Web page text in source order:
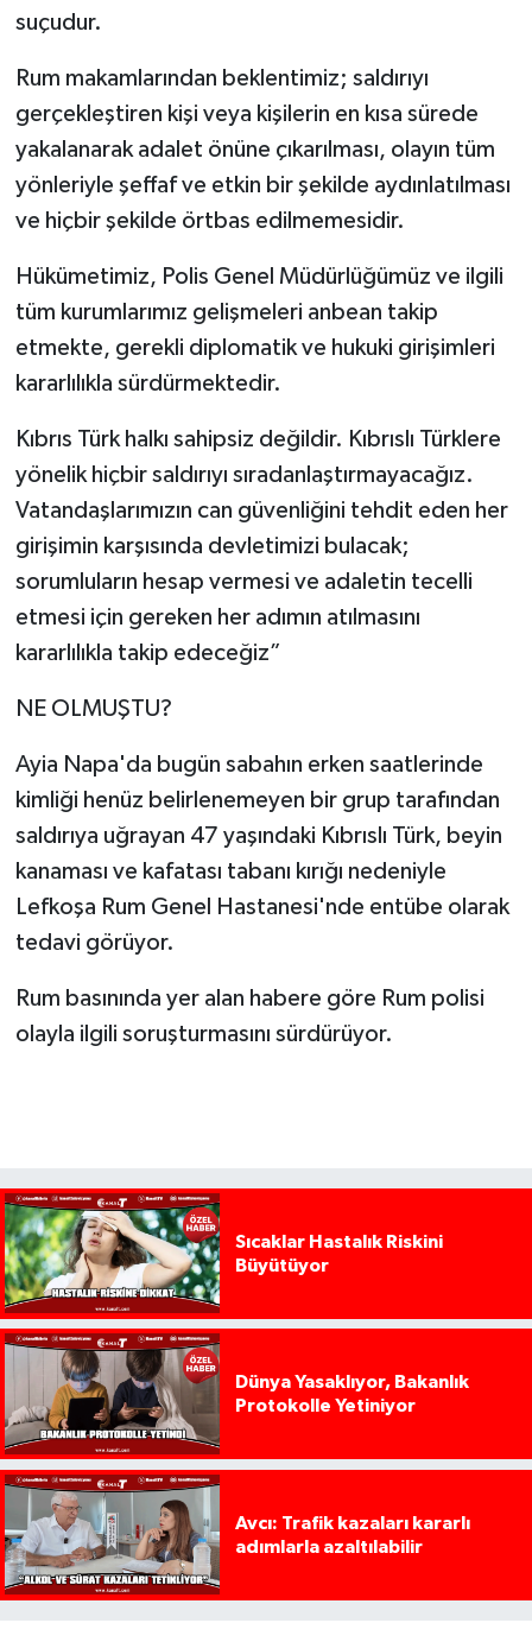
suçudur.
Rum makamlarından beklentimiz; saldırıyı
gerçekleştiren kişi veya kişilerin en kısa sürede
yakalanarak adalet önüne çıkarılması, olayın tüm
yönleriyle şeffaf ve etkin bir şekilde aydınlatılması
ve hiçbir şekilde örtbas edilmemesidir.
Hükümetimiz, Polis Genel Müdürlüğümüz ve ilgili
tüm kurumlarımız gelişmeleri anbean takip
etmekte, gerekli diplomatik ve hukuki girişimleri
kararlılıkla sürdürmektedir.
Kıbrıs Türk halkı sahipsiz değildir. Kıbrıslı Türklere
yönelik hiçbir saldırıyı sıradanlaştırmayacağız.
Vatandaşlarımızın can güvenliğini tehdit eden her
girişimin karşısında devletimizi bulacak;
sorumluların hesap vermesi ve adaletin tecelli
etmesi için gereken her adımın atılmasını
kararlılıkla takip edeceğiz”
NE OLMUŞTU?
Ayia Napa'da bugün sabahın erken saatlerinde
kimliği henüz belirlenemeyen bir grup tarafından
saldırıya uğrayan 47 yaşındaki Kıbrıslı Türk, beyin
kanaması ve kafatası tabanı kırığı nedeniyle
Lefkoşa Rum Genel Hastanesi'nde entübe olarak
tedavi görüyor.
Rum basınında yer alan habere göre Rum polisi
olayla ilgili soruşturmasını sürdürüyor.
Sıcaklar Hastalık Riskini
Büyütüyor
Dünya Yasaklıyor, Bakanlık
Protokolle Yetiniyor
Avcı: Trafik kazaları kararlı
adımlarla azaltılabilir